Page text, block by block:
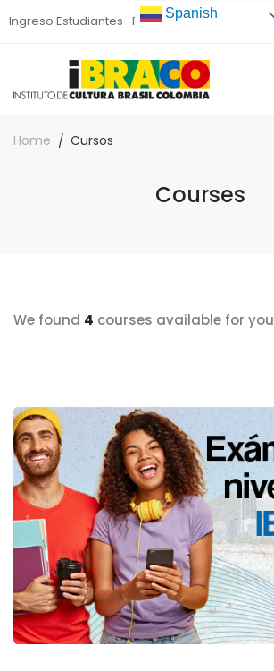
Ingreso Estudiantes Preinscripción
Home Cursos
Courses
We found 4 courses available for you
Spanish